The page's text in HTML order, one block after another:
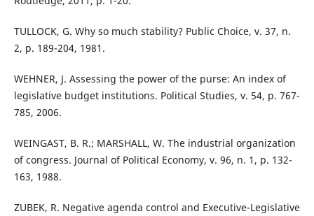
TULLOCK, G. Why so much stability? Public Choice, v. 37, n.
2, p. 189-204, 1981.
WEHNER, J. Assessing the power of the purse: An index of
legislative budget institutions. Political Studies, v. 54, p. 767-
785, 2006.
WEINGAST, B. R.; MARSHALL, W. The industrial organization
of congress. Journal of Political Economy, v. 96, n. 1, p. 132-
163, 1988.
ZUBEK, R. Negative agenda control and Executive-Legislative